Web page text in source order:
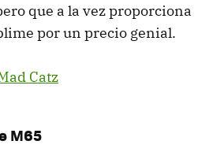
que a la vez proporciona
por un precio genial.
Catz
M65